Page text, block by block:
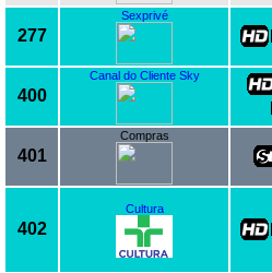
277
Sexprivé
400
Canal do Cliente Sky
401
Compras
402
Cultura